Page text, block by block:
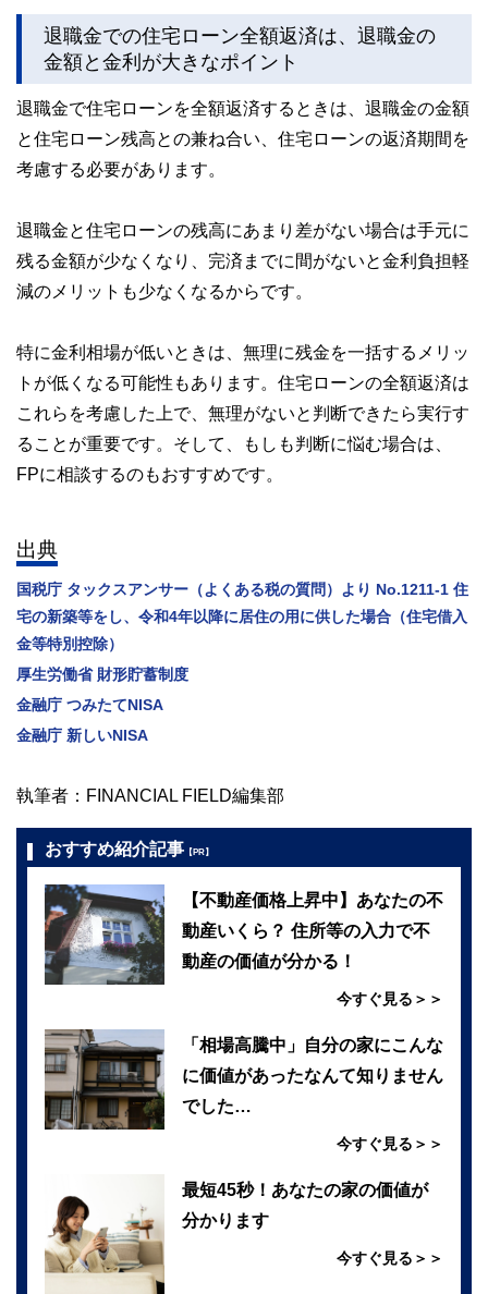
退職金での住宅ローン全額返済は、退職金の
金額と金利が大きなポイント
退職金で住宅ローンを全額返済するときは、退職金の金額
と住宅ローン残高との兼ね合い、住宅ローンの返済期間を
考慮する必要があります。
退職金と住宅ローンの残高にあまり差がない場合は手元に
残る金額が少なくなり、完済までに間がないと金利負担軽
減のメリットも少なくなるからです。
特に金利相場が低いときは、無理に残金を一括するメリッ
トが低くなる可能性もあります。住宅ローンの全額返済は
これらを考慮した上で、無理がないと判断できたら実行す
ることが重要です。そして、もしも判断に悩む場合は、
FPに相談するのもおすすめです。
出典
国税庁 タックスアンサー（よくある税の質問）より No.1211-1 住
宅の新築等をし、令和4年以降に居住の用に供した場合（住宅借入
金等特別控除）
厚生労働省 財形貯蓄制度
金融庁 つみたてNISA
金融庁 新しいNISA
執筆者：FINANCIAL FIELD編集部
おすすめ紹介記事 【PR】
【不動産価格上昇中】あなたの不
動産いくら？ 住所等の入力で不
動産の価値が分かる！
今すぐ見る＞＞
「相場高騰中」自分の家にこんな
に価値があったなんて知りません
でした…
今すぐ見る＞＞
最短45秒！あなたの家の価値が
分かります
今すぐ見る＞＞